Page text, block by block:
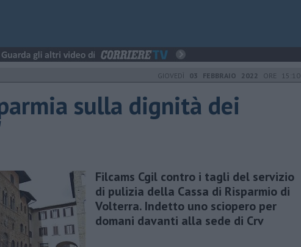
GIOVEDÌ 03 FEBBRAIO 2022 ORE 15:10
sulla dignità dei
Filcams Cgil contro i tagli del servizio
di pulizia della Cassa di Risparmio di
Volterra. Indetto uno sciopero per
domani davanti alla sede di Crv